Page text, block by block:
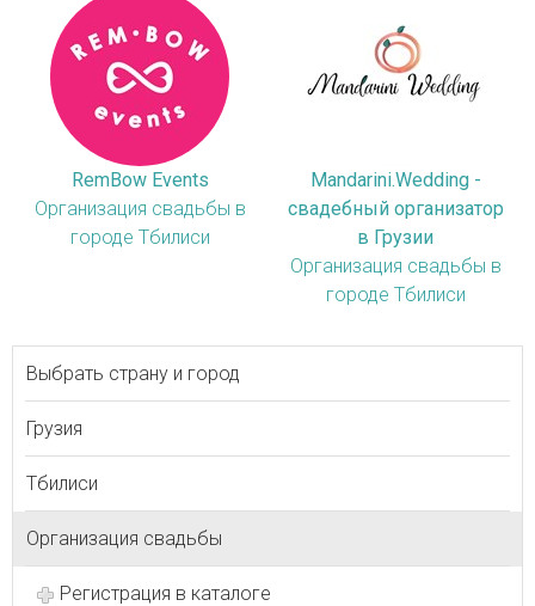
RemBow Events
Организация свадьбы в
городе Тбилиси
Mandarini.Wedding -
свадебный организатор
в Грузии
Организация свадьбы в
городе Тбилиси
Выбрать страну и город
Грузия
Тбилиси
Организация свадьбы
Регистрация в каталоге